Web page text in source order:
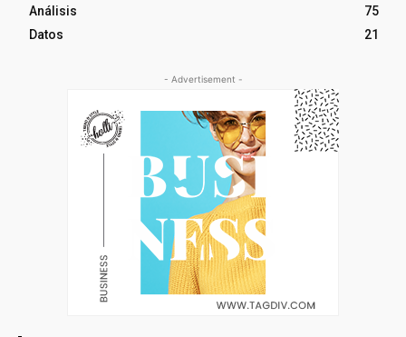
Análisis
75
Datos
21
- Advertisement -